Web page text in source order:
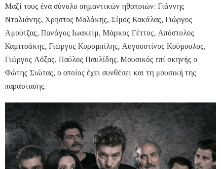
Μαζί τους ένα σύνολο σημαντικών ηθοποιών: Γιάννης
Νταλιάνης, Χρήστος Μαλάκης, Σίμος Κακάλας, Γιώργος
Αμούτζας, Πανάγος Ιωακείμ, Μάρκος Γέττος, Απόστολος
Καμιτσάκης, Γιώργος Κορομπίλης, Αυγουστίνος Κούμουλος,
Γιώργος Λόξας, Παύλος Παυλίδης. Μουσικός επί σκηνής ο
Φώτης Σιώτας, ο οποίος έχει συνθέσει και τη μουσική της
παράστασης.